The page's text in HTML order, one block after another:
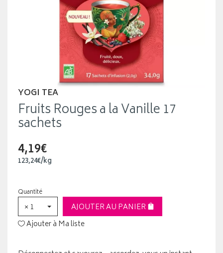
YOGI TEA
Fruits Rouges a la Vanille 17
sachets
4,19€
123,24€/kg
Quantité
× 1
AJOUTER AU PANIER
Ajouter à Ma liste